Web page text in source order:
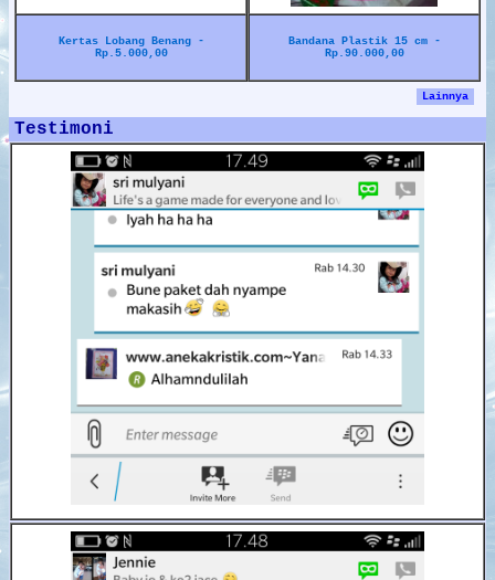
Kertas Lobang Benang -
Rp.5.000,00
Bandana Plastik 15 cm -
Rp.90.000,00
Lainnya
Testimoni